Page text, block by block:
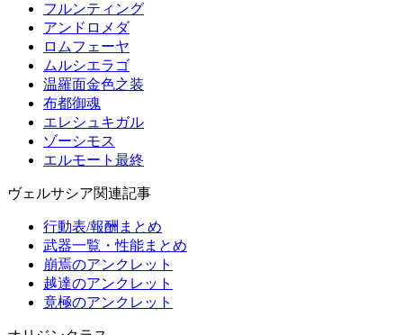
フルンティング
アンドロメダ
ロムフェーヤ
ムルシエラゴ
温羅面金色之装
布都御魂
エレシュキガル
ゾーシモス
エルモート最終
ヴェルサシア関連記事
行動表/報酬まとめ
武器一覧・性能まとめ
崩焉のアンクレット
越達のアンクレット
竟極のアンクレット